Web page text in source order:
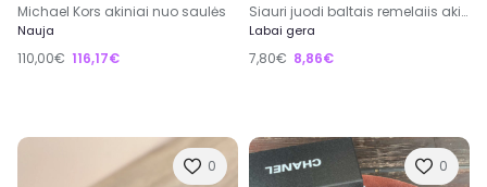
Michael Kors akiniai nuo saulės
Nauja
110,00€ 116,17€
Siauri juodi baltais remelaiis akiniai nuo saules
Labai gera
7,80€ 8,86€
0 0